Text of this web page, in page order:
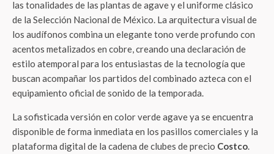
las tonalidades de las plantas de agave y el uniforme clásico
de la Selección Nacional de México. La arquitectura visual de
los audífonos combina un elegante tono verde profundo con
acentos metalizados en cobre, creando una declaración de
estilo atemporal para los entusiastas de la tecnología que
buscan acompañar los partidos del combinado azteca con el
equipamiento oficial de sonido de la temporada.
La sofisticada versión en color verde agave ya se encuentra
disponible de forma inmediata en los pasillos comerciales y la
plataforma digital de la cadena de clubes de precio Costco.